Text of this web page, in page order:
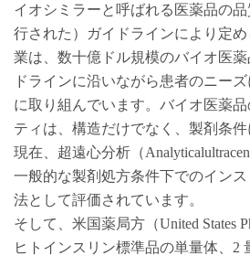
イオシミラーと呼ばれる医薬品の
行された）ガイドラインにより定
業は、数十億ドル規模のバイオ医
ドラインに沿いながら患者のニー
に取り組んでいます。バイオ医薬
ティは、構造だけでなく、製剤条件
現在、超遠心分析（
一般的な製剤処方条件下でのイン
法として評価されています。
そして、米国薬局方（United States
ヒトインスリン標準品の単量体、2